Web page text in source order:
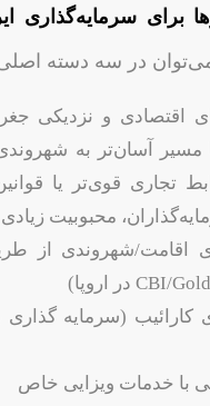
برای سرمایه‌گذاری
در سه دسته اصلی
اقتصادی و نزدیکی
مسیر آسان‌تر به
تجاری قوی‌تر یا
محبوبیت زیادی
اقامت/شهروندی از
کارائیب (سرمایه‌
با خدمات ویزایی خاص